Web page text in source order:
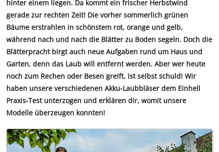
hinter einem liegen. Da kommt ein frischer Herbstwind
gerade zur rechten Zeit! Die vorher sommerlich grünen
Bäume erstrahlen in schönstem rot, orange und gelb,
während nach und nach die Blätter zu Boden segeln. Doch die
Blätterpracht birgt auch neue Aufgaben rund um Haus und
Garten, denn das Laub will entfernt werden. Aber wer heute
noch zum Rechen oder Besen greift, ist selbst schuld! Wir
haben unsere verschiedenen Akku‐Laubbläser dem Einhell
Praxis‐Test unterzogen und erklären dir, womit unsere
Modelle überzeugen konnten!